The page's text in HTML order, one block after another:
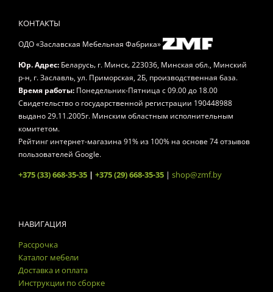
КОНТАКТЫ
ОДО «Заславская Мебельная Фабрика»
Юр. Адрес: Беларусь, г. Минск,223036, Минская обл., Минский
р-н, г. Заславль, ул. Приморская, 2Б, производственная база.
Время работы: Понедельник-Пятница с 09.00 до 18.00
Свидетельство о государственной регистрации 190448988
выдано 29.11.2005г. Минским областным исполнительным
комитетом.
Рейтинг интернет-магазина 91% из 100% на основе74отзывов
пользователей Google.
+375 (33) 668-35-35 | +375 (29) 668-35-35 | shop@zmf.by
НАВИГАЦИЯ
Рассрочка
Каталог мебели
Доставка и оплата
Инструкции по сборке